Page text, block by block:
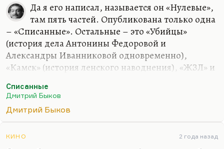
Да я его написал, называется он «Нулевые»,
там пять частей. Опубликована только одна
– «Списанные». Остальные – это «Убийцы»
(история дела Антонины Федоровой и
Александры Иванниковой одновременно),
«Камск» (история ленского наводнения), «ЖЗЛ» и
Свиридова, который возвращается из
эмиграции). Десять-пятнадцать лет нам
происходит действие. Но я не хочу его печатать;
Списанные
Дмитрий Быков
Дмитрий Быков
КИНО 2 года назад